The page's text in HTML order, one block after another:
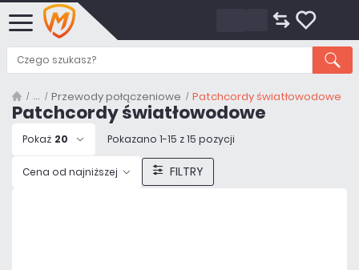
Przewody połączeniowe Patchcordy światłowodowe
Patchcordy światłowodowe
Pokaż 20 Pokazano 1-15 z 15 pozycji
Cena od najniższej FILTRY